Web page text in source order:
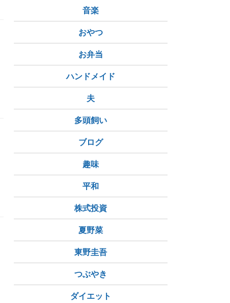
音楽
おやつ
お弁当
ハンドメイド
夫
多頭飼い
ブログ
趣味
平和
株式投資
夏野菜
東野圭吾
つぶやき
ダイエット